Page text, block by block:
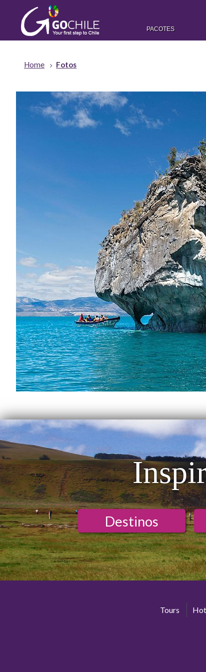
PACOTES
Home Fotos
Destinos
Tours